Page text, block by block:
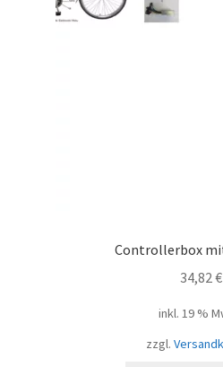
Controllerbox
34,82 €
inkl. 19 %
zzgl.